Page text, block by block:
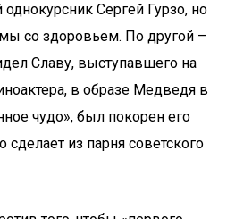
Сергей Гурзо, но
со здоровьем. По другой –
Славу, выступавшего на
в образе Медведя в
чудо», был покорен его
сделает из парня советского